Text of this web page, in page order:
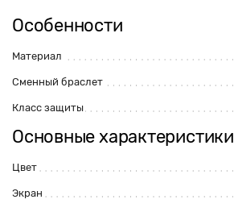
Особенности
Материал
Сменный браслет
Класс защиты
Основные характеристики
Цвет
Экран